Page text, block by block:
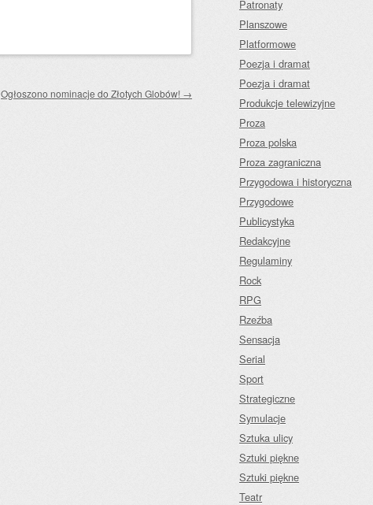
Ogłoszono nominacje do Złotych Globów! →
Patronaty
Planszowe
Platformowe
Poezja i dramat
Poezja i dramat
Produkcje telewizyjne
Proza
Proza polska
Proza zagraniczna
Przygodowa i historyczna
Przygodowe
Publicystyka
Redakcyjne
Regulaminy
Rock
RPG
Rzeźba
Sensacja
Serial
Sport
Strategiczne
Symulacje
Sztuka ulicy
Sztuki piękne
Sztuki piękne
Teatr